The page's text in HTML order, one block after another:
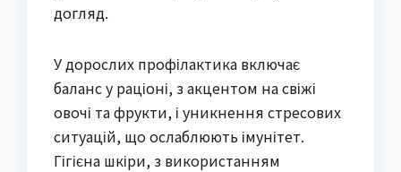
догляд.
У дорослих профілактика включає
баланс у раціоні, з акцентом на свіжі
овочі та фрукти, і уникнення стресових
ситуацій, що ослаблюють імунітет.
Гігієна шкіри, з використанням